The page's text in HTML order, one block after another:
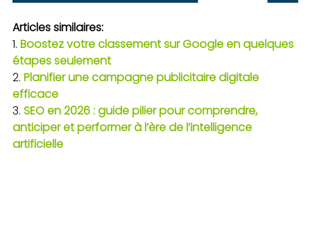
Articles similaires:
Boostez votre classement sur Google en quelques
étapes seulement
Planifier une campagne publicitaire digitale
efficace
SEO en 2026 : guide pilier pour comprendre,
anticiper et performer à l’ère de l’intelligence
artificielle